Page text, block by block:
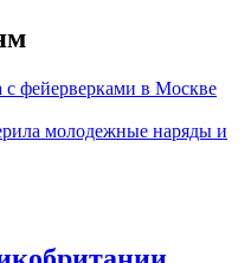
с фейерверками в Москве
молодежные наряды и